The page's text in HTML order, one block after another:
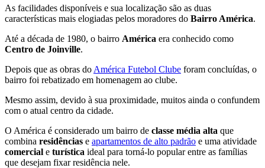
As facilidades disponíveis e sua localização são as duas
características mais elogiadas pelos moradores do Bairro América.
Até a década de 1980, o bairro América era conhecido como
Centro de Joinville.
Depois que as obras do América Futebol Clube foram concluídas, o
bairro foi rebatizado em homenagem ao clube.
Mesmo assim, devido à sua proximidade, muitos ainda o confundem
com o atual centro da cidade.
O América é considerado um bairro de classe média alta que
combina residências e apartamentos de alto padrão e uma atividade
comercial e turística ideal para torná-lo popular entre as famílias
que desejam fixar residência nele.